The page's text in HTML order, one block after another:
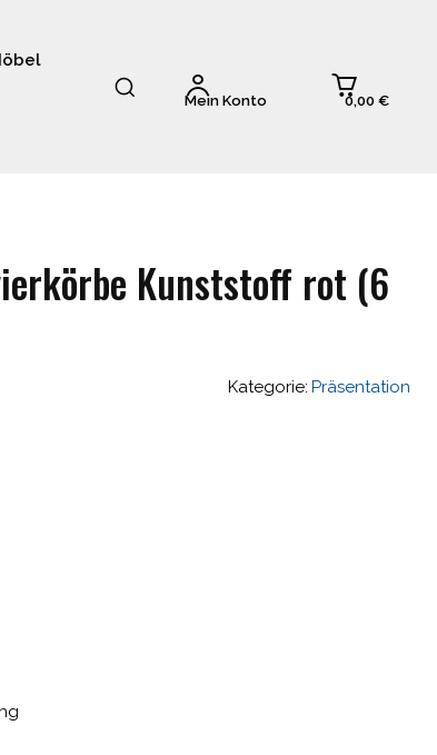
Mein Konto 0,00 €
Kunststoff rot (6
Kategorie: Präsentation